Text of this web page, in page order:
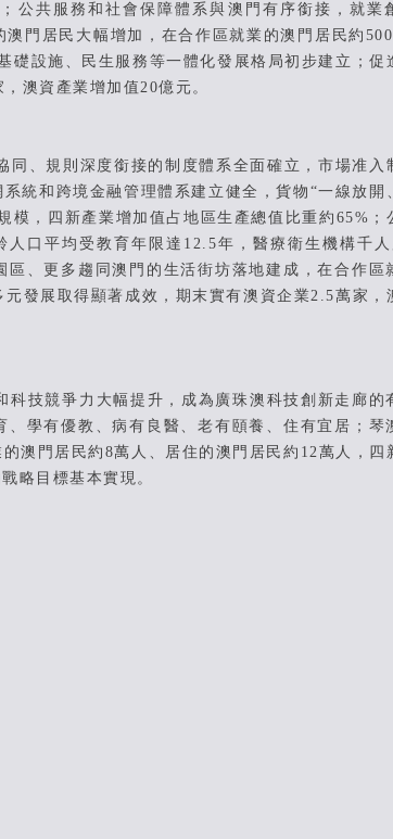
公共服務和社會保障體系與澳門有序銜接，就業
門居民大幅增加，在合作區就業的澳門居民約
礎設施、民生服務等一體化發展格局初步建 立；促
澳資產業增加值20億元。
、規則深度銜接的制度體系全面確立，市場准入
統和跨境金融管理體系建立健全，貨物“一線放開
，四新產業增加值占地區生產總值比重約65%；
口平均受教育年限達12.5年，醫療衛生機構千
、更多趨同澳門的生活街坊落地建成，在合作區
發展取得顯著成效，期末實有澳資企業2.5萬家，
技競爭力大幅提升，成為廣珠澳科技創新走廊的
學有優教、病有良醫、老有頤養、住有宜居；琴
澳門居民約8萬人、居住的澳門居民約12萬人，四
略目標基本實現。